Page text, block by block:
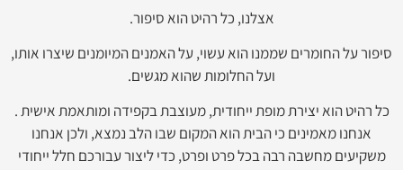
אצלנו, כל רהיט הוא סיפור.
סיפור על החומרים שממנו הוא עשוי, על האמנים המיומנים שיצרו אותו,
ועל החלומות שהוא מגשים.
כל רהיט הוא יצירת מופת ייחודית, מעוצבת בקפידה ומותאמת אישית .
אנחנו מאמינים כי הבית הוא המקום שבו הלב נמצא, ולכן אנחנו
משקיעים מחשבה רבה בכל פרט ופרט, כדי ליצור עבורכם חלל ייחודי